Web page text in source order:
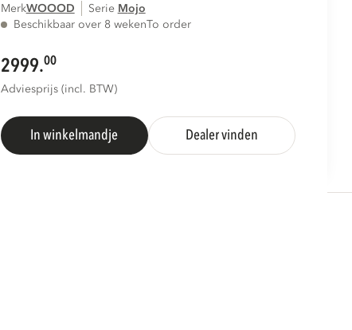
MerkWOOOD Serie
mojo
Beschikbaar over 8 wekenTo order
2999.00
Adviesprijs (incl. BTW)
In winkelmandje Dealer vinden